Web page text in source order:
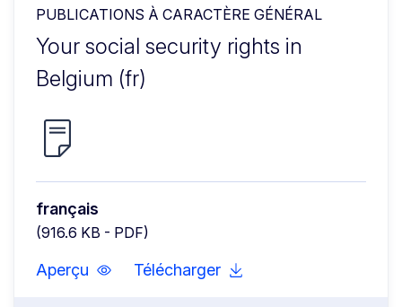
PUBLICATIONS À CARACTÈRE GÉNÉRAL
Your social security rights in
Belgium (fr)
français
(916.6 KB - PDF)
Aperçu Télécharger